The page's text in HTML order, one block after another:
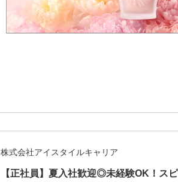
株式会社アイスタイルキャリア
【正社員】夏入社歓迎◎未経験OK！ス